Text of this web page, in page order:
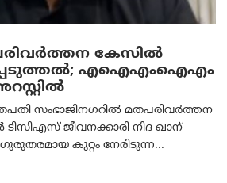
കേസിൽ
എഐഎംഐഎം
സംഭാജിനഗറിൽ മതപരിവർത്തന
ടിസിഎസ് ജീവനക്കാരി നിദ ഖാന്
കുറ്റം നേരിടുന്ന...